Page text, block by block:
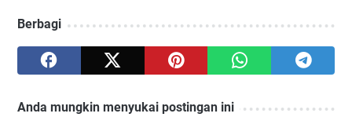
Berbagi
Anda mungkin menyukai postingan ini